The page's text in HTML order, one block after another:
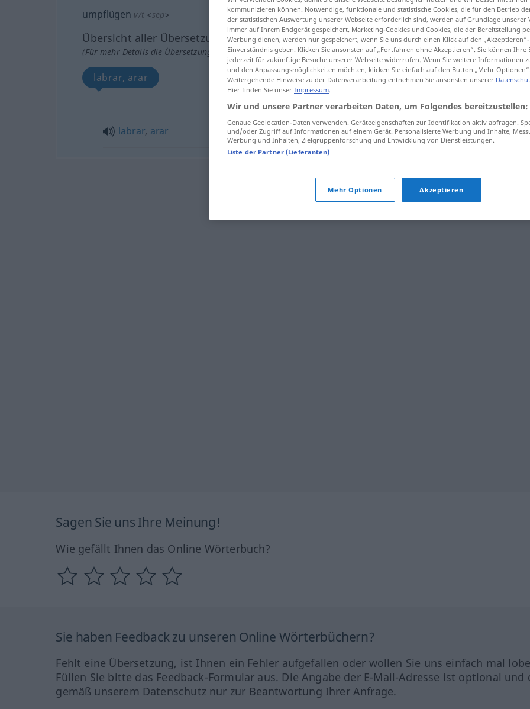
umpflügen v/t <sep>
Übersicht aller Übersetzungen
(Für mehr Details die Übersetzung anklicken/antippen)
labrar, arar
labrar, arar umpflügen
Sagen Sie uns Ihre Meinung!
Wie gefällt Ihnen das Online Wörterbuch?
Sie haben Feedback zu unseren Online Wörterbüchern?
Fehlt eine Übersetzung, ist Ihnen ein Fehler aufgefallen oder wollen Sie uns einfach mal
Füllen Sie bitte das Feedback-Formular aus. Die Angabe der E-Mail-Adresse ist optional und
gemäß unserem Datenschutz nur zur Beantwortung Ihrer Anfrage.
kommunizieren können. Notwendige, funktionale und statistische Cookies, die für den Betrieb
der statistischen Auswertung unserer Webseite erforderlich sind, werden auf Grundlage unserer
immer auf Ihrem Endgerät gespeichert. Marketing-Cookies und Cookies, die der Bereitstellung
Werbung dienen, werden nur gespeichert, wenn Sie uns durch einen Klick auf den
Einverständnis geben. Klicken Sie ansonsten auf „Fortfahren ohne Akzeptieren“. Sie können Ihre
jederzeit für zukünftige Besuche unserer Webseite widerrufen. Wenn Sie weitere Informationen
und den Anpassungsmöglichkeiten möchten, klicken Sie einfach auf den Button „Mehr Optionen“.
Weitergehende Hinweise zu der Datenverarbeitung entnehmen Sie ansonsten unserer
Hier finden Sie unser Impressum.
Wir und unsere Partner verarbeiten Daten, um Folgendes bereitzustellen:
Genaue Geolocation-Daten verwenden. Geräteeigenschaften zur Identifikation aktiv abfragen.
und/oder Zugriff auf Informationen auf einem Gerät. Personalisierte Werbung und Inhalte,
Werbung und Inhalten, Zielgruppenforschung und Entwicklung von Dienstleistungen.
Liste der Partner (Lieferanten)
Mehr Optionen Akzeptieren